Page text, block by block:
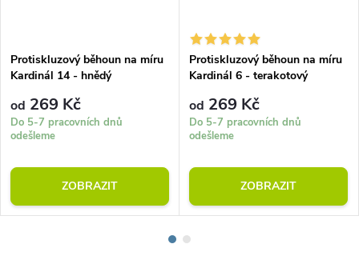
Protiskluzový běhoun na míru
Kardinál 14 - hnědý
od 269 Kč
Do 5-7 pracovních dnů
odešleme
ZOBRAZIT
Protiskluzový běhoun na míru
Kardinál 6 - terakotový
od 269 Kč
Do 5-7 pracovních dnů
odešleme
ZOBRAZIT